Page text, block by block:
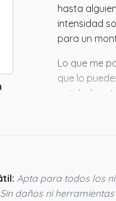
hasta
intensidad
para un
Lo que me
que lo
una
Apta para todos los
Sin daños ni herramientas